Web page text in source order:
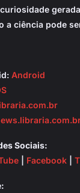
a ciência pode
Android
Sociais:
Facebook